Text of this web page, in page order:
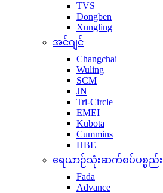
TVS
Dongben
Xungling
အင်ဂျင်
Changchai
Wuling
SCM
JN
Tri-Circle
EMEI
Kubota
Cummins
HBE
ရေယာဉ်သုံးဆက်စပ်ပစ္စည်း
Fada
Advance